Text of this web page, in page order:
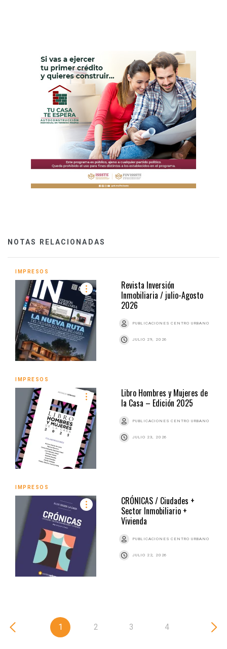
NOTAS RELACIONADAS
IMPRESOS
Revista Inversión
Inmobiliaria / julio-Agosto
2026
PUBLICACIONES CENTRO URBANO
JULIO 29, 2026
IMPRESOS
Libro Hombres y Mujeres de
la Casa – Edición 2025
PUBLICACIONES CENTRO URBANO
JULIO 23, 2026
IMPRESOS
CRÓNICAS / Ciudades +
Sector Inmobiliario +
Vivienda
PUBLICACIONES CENTRO URBANO
JULIO 22, 2026
1 2 3 4